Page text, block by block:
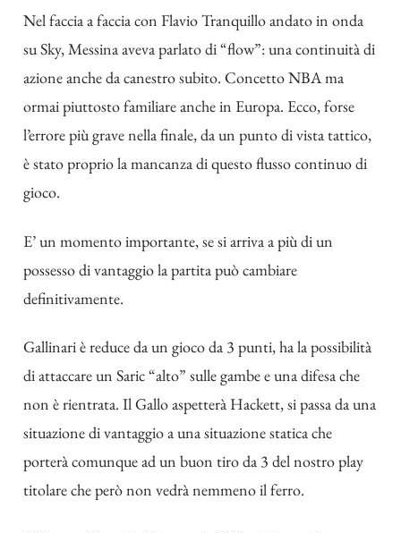
Nel faccia a faccia con Flavio Tranquillo andato in onda
su Sky, Messina aveva parlato di “flow”: una continuità di
azione anche da canestro subito. Concetto NBA ma
ormai piuttosto familiare anche in Europa. Ecco, forse
l’errore più grave nella finale, da un punto di vista tattico,
è stato proprio la mancanza di questo flusso continuo di
gioco.
E’ un momento importante, se si arriva a più di un
possesso di vantaggio la partita può cambiare
definitivamente.
Gallinari è reduce da un gioco da 3 punti, ha la possibilità
di attaccare un Saric “alto” sulle gambe e una difesa che
non è rientrata. Il Gallo aspetterà Hackett, si passa da una
situazione di vantaggio a una situazione statica che
porterà comunque ad un buon tiro da 3 del nostro play
titolare che però non vedrà nemmeno il ferro.